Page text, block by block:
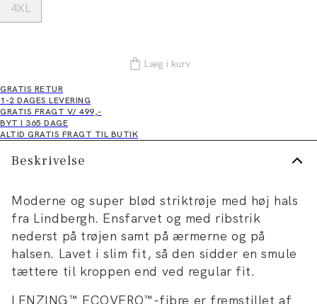
4XL
Læg i kurv
GRATIS RETUR
1-2 DAGES LEVERING
GRATIS FRAGT V/ 499,-
BYT I 365 DAGE
ALTID GRATIS FRAGT TIL BUTIK
Beskrivelse
Moderne og super blød striktrøje med høj hals
fra Lindbergh. Ensfarvet og med ribstrik
nederst på trøjen samt på ærmerne og på
halsen. Lavet i slim fit, så den sidder en smule
tættere til kroppen end ved regular fit.
LENZING™ ECOVERO™-fibre er fremstillet af